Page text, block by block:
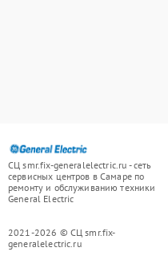
СЦ smr.fix-generalelectric.ru - сеть
сервисных центров в Самаре по
ремонту и обслуживанию техники
General Electric
2021-2026 © СЦ smr.fix-
generalelectric.ru